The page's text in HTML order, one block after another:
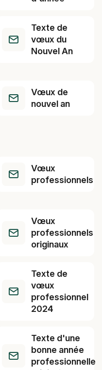
Texte de
vœux du
Nouvel An
Vœux de
nouvel an
Vœux
professionnels
Vœux
professionnels
originaux
Texte de
vœux
professionnel
2024
Texte d'une
bonne année
professionnelle